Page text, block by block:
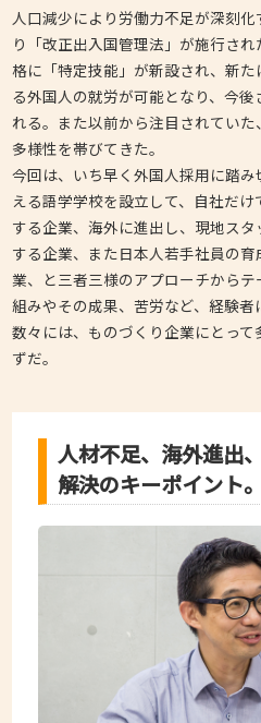
人口減少により労働力不足が深刻
り「改正出入国管理法」が施行さ
格に「特定技能」が新設され、新
る外国人の就労が可能となり、今
れる。また以前から注目されてい
多様性を帯びてきた。
今回は、いち早く外国人採用に踏
える語学学校を設立して、自社だ
する企業、海外に進出し、現地ス
する企業、また日本人若手社員の
業、と三者三様のアプローチから
組みやその成果、苦労など、経験
数々には、ものづくり企業にとっ
ずだ。
人材不足、海外進出
解決のキーポイント。